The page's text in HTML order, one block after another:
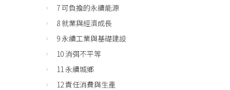
7 可負擔的永續能源
8 就業與經濟成長
9 永續工業與基礎建設
10 消弭不平等
11 永續城鄉
12 責任消費與生產